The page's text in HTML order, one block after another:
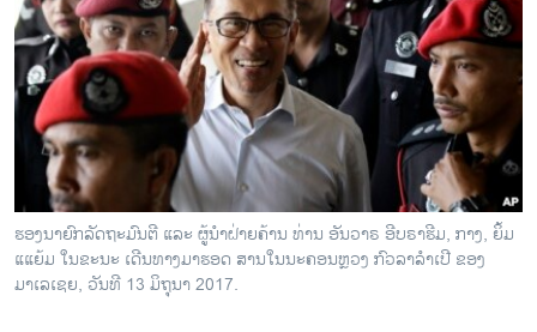
ຮອງນາຍົກລັດຖະມົນຕີ ແລະ ຜູ້ນຳຝ່າຍຄ້ານ ທ່ານ ອັນວາຣ ອີບຣາຮີມ, ກາງ, ຍິ້ມ
ແແຍ້ມ ໃນຂະນະ ເດີນທາງມາຮອດ ສານໃນນະຄອນຫຼວງ ກົວລາລຳເປີ ຂອງ
ມາເລເຊຍ, ວັນທີ 13 ມິຖຸນາ 2017.